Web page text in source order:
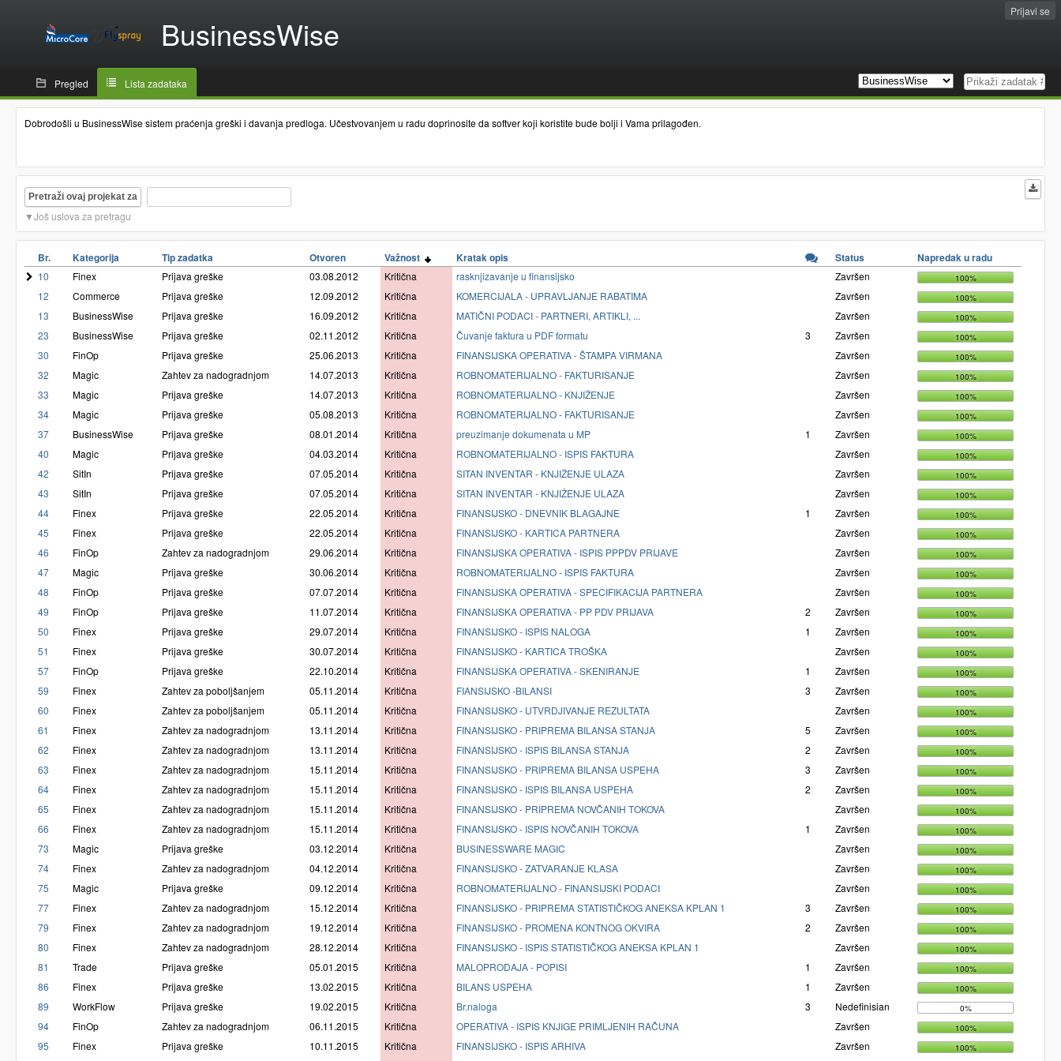
BusinessWise
Prijavi se
Pregled Lista zadataka
Dobrodošli u BusinessWise sistem praćenja greški i davanja predloga. Učestvovanjem u radu doprinosite da softver koji koristite bude bolji i Vama prilagođen.
Pretraži ovaj projekat za
Još uslova za pretragu
Br. Kategorija Tip zadatka Otvoren Važnost Kratak opis Status Napredak u radu
10 Finex Prijava greške 03.08.2012 Kritična rasknjizavanje u finansijsko Završen 100%
12 Commerce Prijava greške 12.09.2012 Kritična KOMERCIJALA - UPRAVLJANJE RABATIMA Završen 100%
13 BusinessWise Prijava greške 16.09.2012 Kritična MATIČNI PODACI - PARTNERI, ARTIKLI, ... Završen 100%
23 BusinessWise Prijava greške 02.11.2012 Kritična Čuvanje faktura u PDF formatu 3 Završen 100%
30 FinOp Prijava greške 25.06.2013 Kritična FINANSIJSKA OPERATIVA - ŠTAMPA VIRMANA Završen 100%
32 Magic Zahtev za nadogradnjom 14.07.2013 Kritična ROBNOMATERIJALNO - FAKTURISANJE Završen 100%
33 Magic Prijava greške 14.07.2013 Kritična ROBNOMATERIJALNO - KNJIŽENJE Završen 100%
34 Magic Prijava greške 05.08.2013 Kritična ROBNOMATERIJALNO - FAKTURISANJE Završen 100%
37 BusinessWise Prijava greške 08.01.2014 Kritična preuzimanje dokumenata u MP 1 Završen 100%
40 Magic Prijava greške 04.03.2014 Kritična ROBNOMATERIJALNO - ISPIS FAKTURA Završen 100%
42 SitIn Prijava greške 07.05.2014 Kritična SITAN INVENTAR - KNJIŽENJE ULAZA Završen 100%
43 SitIn Prijava greške 07.05.2014 Kritična SITAN INVENTAR - KNJIŽENJE ULAZA Završen 100%
44 Finex Prijava greške 22.05.2014 Kritična FINANSIJSKO - DNEVNIK BLAGAJNE 1 Završen 100%
45 Finex Prijava greške 22.05.2014 Kritična FINANSIJSKO - KARTICA PARTNERA Završen 100%
46 FinOp Zahtev za nadogradnjom 29.06.2014 Kritična FINANSIJSKA OPERATIVA - ISPIS PPPDV PRIJAVE Završen 100%
47 Magic Prijava greške 30.06.2014 Kritična ROBNOMATERIJALNO - ISPIS FAKTURA Završen 100%
48 FinOp Prijava greške 07.07.2014 Kritična FINANSIJSKA OPERATIVA - SPECIFIKACIJA PARTNERA Završen 100%
49 FinOp Prijava greške 11.07.2014 Kritična FINANSIJSKA OPERATIVA - PP PDV PRIJAVA 2 Završen 100%
50 Finex Prijava greške 29.07.2014 Kritična FINANSIJSKO - ISPIS NALOGA 1 Završen 100%
51 Finex Prijava greške 30.07.2014 Kritična FINANSIJSKO - KARTICA TROŠKA Završen 100%
57 FinOp Prijava greške 22.10.2014 Kritična FINANSIJSKA OPERATIVA - SKENIRANJE 1 Završen 100%
59 Finex Zahtev za poboljšanjem 05.11.2014 Kritična FIANSIJSKO -BILANSI 3 Završen 100%
60 Finex Zahtev za poboljšanjem 05.11.2014 Kritična FINANSIJSKO - UTVRDJIVANJE REZULTATA Završen 100%
61 Finex Zahtev za nadogradnjom 13.11.2014 Kritična FINANSIJSKO - PRIPREMA BILANSA STANJA 5 Završen 100%
62 Finex Zahtev za nadogradnjom 13.11.2014 Kritična FINANSIJSKO - ISPIS BILANSA STANJA 2 Završen 100%
63 Finex Zahtev za nadogradnjom 15.11.2014 Kritična FINANSIJSKO - PRIPREMA BILANSA USPEHA 3 Završen 100%
64 Finex Zahtev za nadogradnjom 15.11.2014 Kritična FINANSIJSKO - ISPIS BILANSA USPEHA 2 Završen 100%
65 Finex Zahtev za nadogradnjom 15.11.2014 Kritična FINANSIJSKO - PRIPREMA NOVČANIH TOKOVA Završen 100%
66 Finex Zahtev za nadogradnjom 15.11.2014 Kritična FINANSIJSKO - ISPIS NOVČANIH TOKOVA 1 Završen 100%
73 Magic Prijava greške 03.12.2014 Kritična BUSINESSWARE MAGIC Završen 100%
74 Finex Zahtev za nadogradnjom 04.12.2014 Kritična FINANSIJSKO - ZATVARANJE KLASA Završen 100%
75 Magic Prijava greške 09.12.2014 Kritična ROBNOMATERIJALNO - FINANSIJSKI PODACI Završen 100%
77 Finex Zahtev za nadogradnjom 15.12.2014 Kritična FINANSIJSKO - PRIPREMA STATISTIČKOG ANEKSA KPLAN 1 3 Završen 100%
79 Finex Zahtev za nadogradnjom 19.12.2014 Kritična FINANSIJSKO - PROMENA KONTNOG OKVIRA 2 Završen 100%
80 Finex Zahtev za nadogradnjom 28.12.2014 Kritična FINANSIJSKO - ISPIS STATISTIČKOG ANEKSA KPLAN 1 Završen 100%
81 Trade Prijava greške 05.01.2015 Kritična MALOPRODAJA - POPISI 1 Završen 100%
86 Finex Prijava greške 13.02.2015 Kritična BILANS USPEHA 1 Završen 100%
89 WorkFlow Prijava greške 19.02.2015 Kritična Br.naloga 3 Nedefinisian 0%
94 FinOp Zahtev za nadogradnjom 06.11.2015 Kritična OPERATIVA - ISPIS KNJIGE PRIMLJENIH RAČUNA Završen 100%
95 Finex Prijava greške 10.11.2015 Kritična FINANSIJSKO - ISPIS ARHIVA Završen 100%